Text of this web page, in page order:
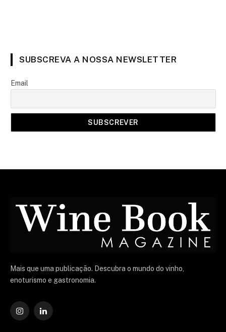
SUBSCREVA A NOSSA NEWSLETTER
Email
Mais que uma publicação. Descubra o mundo do vinho,
enoturismo e gastronomia.
Instagram
O